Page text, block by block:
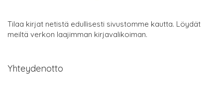
Tilaa kirjat netistä edullisesti sivustomme kautta. Löydät
meiltä verkon laajimman kirjavalikoiman.
Yhteydenotto